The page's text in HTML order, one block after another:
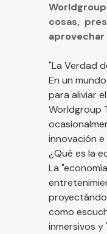
cosas,
"La Verdad
En un
para aliviar
Worldgroup
innovación
¿Qué es la
La
como
inmersivos y